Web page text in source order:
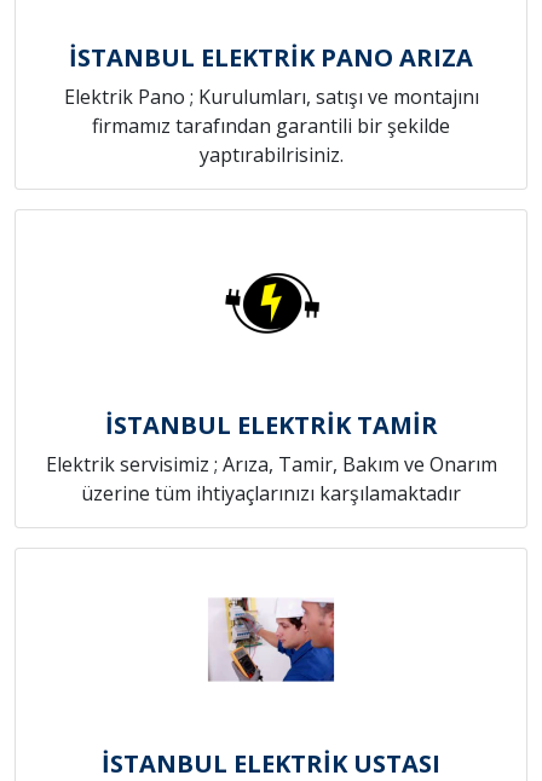
İSTANBUL ELEKTRİK PANO ARIZA
Elektrik Pano ; Kurulumları, satışı ve montajını
firmamız tarafından garantili bir şekilde
yaptırabilrisiniz.
İSTANBUL ELEKTRİK TAMİR
Elektrik servisimiz ; Arıza, Tamir, Bakım ve Onarım
üzerine tüm ihtiyaçlarınızı karşılamaktadır
İSTANBUL ELEKTRİK USTASI